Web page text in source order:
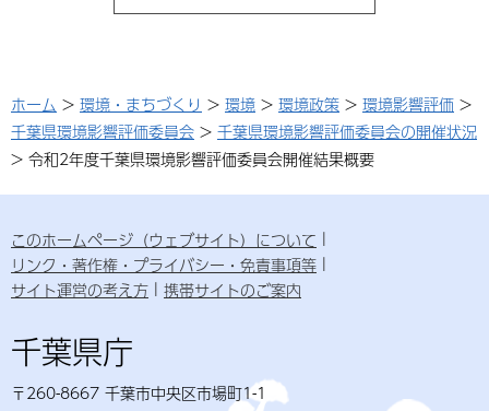
ホーム > 環境・まちづくり > 環境 > 環境政策 > 環境影響評価 >
千葉県環境影響評価委員会 > 千葉県環境影響評価委員会の開催状況
> 令和2年度千葉県環境影響評価委員会開催結果概要
このホームページ（ウェブサイト）について
リンク・著作権・プライバシー・免責事項等
サイト運営の考え方
携帯サイトのご案内
千葉県庁
〒260-8667 千葉市中央区市場町1-1